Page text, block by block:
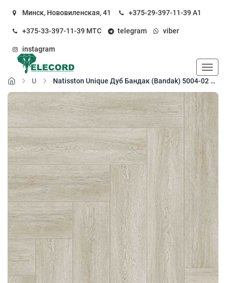
Минск, Нововиленская, 41 +375-29-397-11-39А1
+375-33-397-11-39 МТС telegram viber
instagram
Natisston Unique Дуб Бандак (Bandak) 5004-02 кварц-виниловый пол замковый (SPC floor)